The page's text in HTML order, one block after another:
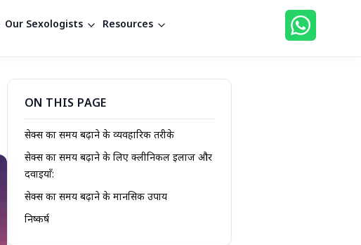
Our Sexologists Resources
ON THIS PAGE
सेक्स का समय बढ़ाने के व्यवहारिक तरीके
सेक्स का समय बढ़ाने के लिए क्लीनिकल इलाज और
दवाइयाँ:
सेक्स का समय बढ़ाने के मानसिक उपाय
निष्कर्ष